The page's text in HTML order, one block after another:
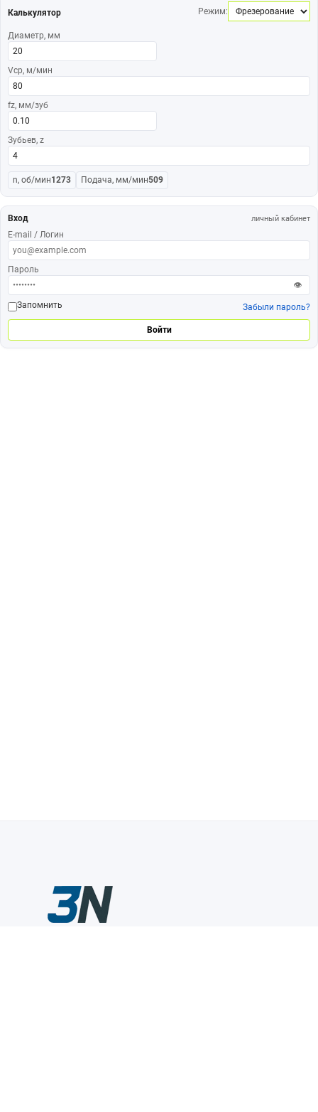
Калькулятор Режим:
Диаметр, мм
Vср, м/мин
fz, мм/зуб
Зубьев, z
n, об/мин1273 Подача, мм/мин509
Вход личный кабинет
E-mail / Логин
Пароль
👁
Запомнить
Забыли пароль?
Войти